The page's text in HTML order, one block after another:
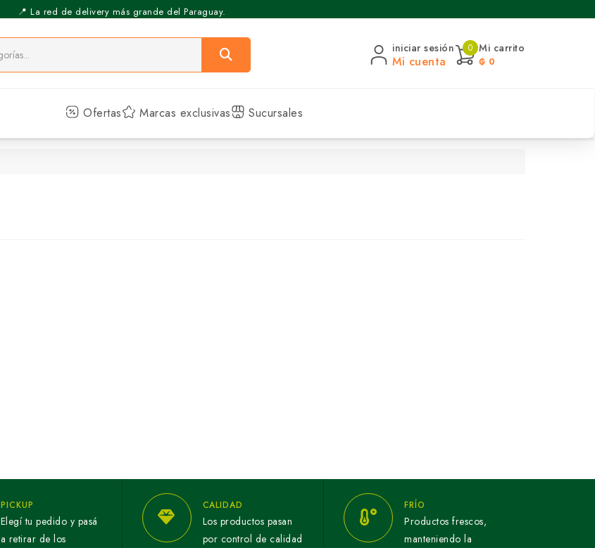
📍 La red de delivery más grande del Paraguay.
⚡️ Pickup Express - Retirás en 30 min.
iniciar sesión
Mi cuenta
0 Mi carrito
₲ 0
Ofertas Marcas exclusivas Sucursales
PICKUP
Elegí tu pedido y pasá
a retirar de los
CALIDAD
Los productos pasan
por control de calidad
FRÍO
Productos frescos,
manteniendo la